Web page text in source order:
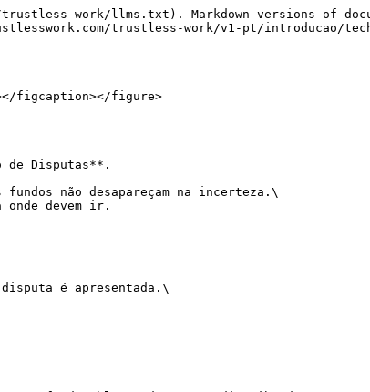
work/llms.txt). Markdown versions of
trustless-work/v1-pt/introducao/
figcaption></figure>
de Disputas**.
não desapareçam na incerteza.\
onde devem ir.
é apresentada.\